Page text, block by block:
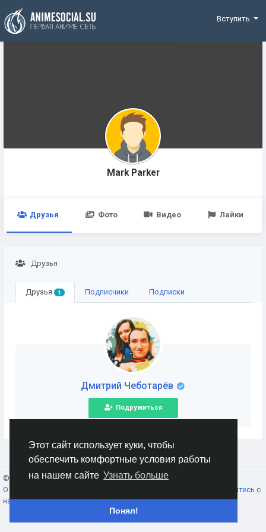
Этот сайт использует куки, чтобы
обеспечить комфортные условия работы
на нашем сайте Узнать больше
Понял!
Funding
Вступить
Mark Parker
Друзья Фото Видео Лайки
Друзья
Друзья 1 Подписчики Подписки
Дмитрий Чеботарёв
Подружиться
© 2026 AnimeSocial.SU - Первая аниме сеть!
О нас
Свяжитесь с
нами
Каталог